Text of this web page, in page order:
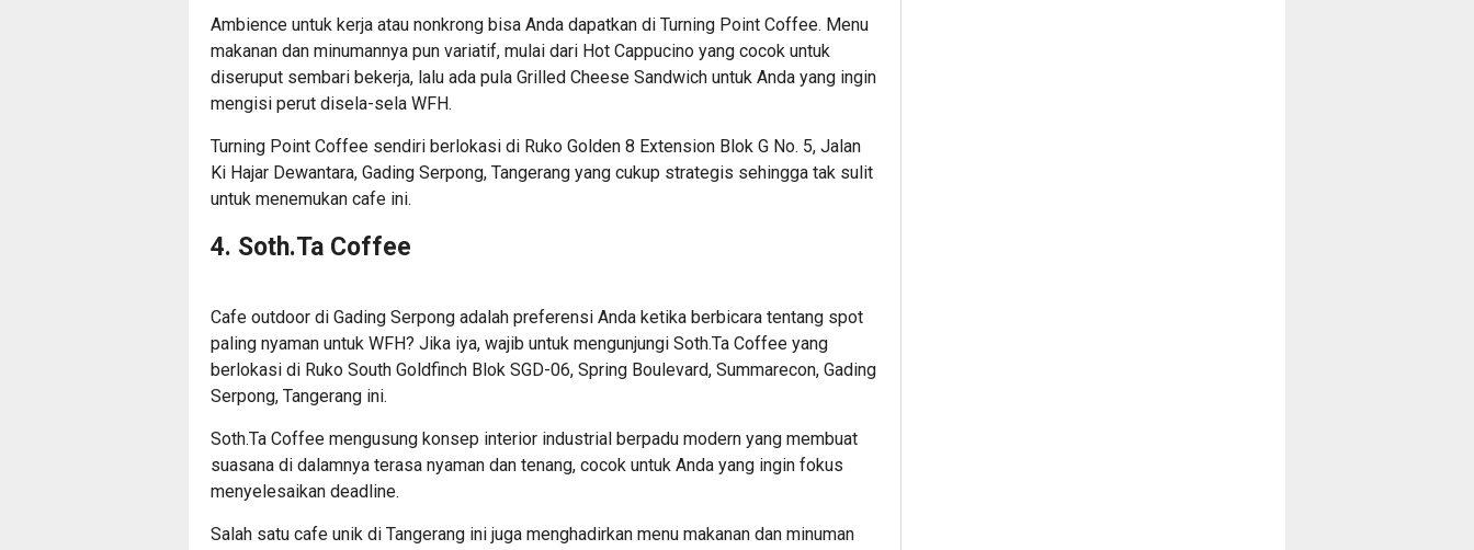
Ambience untuk kerja atau nonkrong bisa Anda dapatkan di Turning Point Coffee. Menu
makanan dan minumannya pun variatif, mulai dari Hot Cappucino yang cocok untuk
diseruput sembari bekerja, lalu ada pula Grilled Cheese Sandwich untuk Anda yang ingin
mengisi perut disela-sela WFH.
Turning Point Coffee sendiri berlokasi di Ruko Golden 8 Extension Blok G No. 5, Jalan
Ki Hajar Dewantara, Gading Serpong, Tangerang yang cukup strategis sehingga tak sulit
untuk menemukan cafe ini.
4. Soth.Ta Coffee
Cafe outdoor di Gading Serpong adalah preferensi Anda ketika berbicara tentang spot
paling nyaman untuk WFH? Jika iya, wajib untuk mengunjungi Soth.Ta Coffee yang
berlokasi di Ruko South Goldfinch Blok SGD-06, Spring Boulevard, Summarecon, Gading
Serpong, Tangerang ini.
Soth.Ta Coffee mengusung konsep interior industrial berpadu modern yang membuat
suasana di dalamnya terasa nyaman dan tenang, cocok untuk Anda yang ingin fokus
menyelesaikan deadline.
Salah satu cafe unik di Tangerang ini juga menghadirkan menu makanan dan minuman